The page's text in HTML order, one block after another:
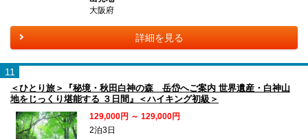
大阪府
詳細を見る
11
＜ひとり旅＞『秘境・秋田白神の森 岳岱へご案内 世界遺産・白神山
地をじっくり堪能する ３日間』＜ハイキング初級＞
129,000円 ～ 129,000円
2泊3日